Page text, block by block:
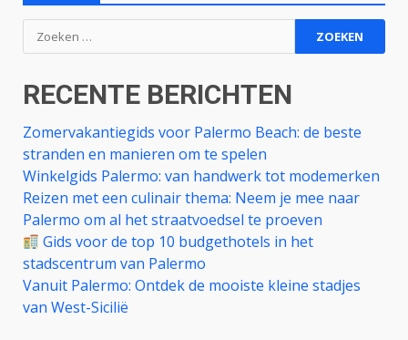
Zoeken
naar:
RECENTE BERICHTEN
Zomervakantiegids voor Palermo Beach: de beste
stranden en manieren om te spelen
Winkelgids Palermo: van handwerk tot modemerken
Reizen met een culinair thema: Neem je mee naar
Palermo om al het straatvoedsel te proeven
Gids voor de top 10 budgethotels in het
stadscentrum van Palermo
Vanuit Palermo: Ontdek de mooiste kleine stadjes
van West-Sicilië